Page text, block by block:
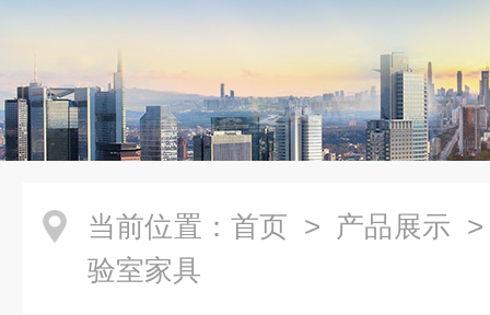
当前位置： 首页 > 产品展示
验室家具